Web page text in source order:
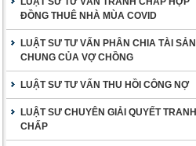
ĐỒNG THUÊ NHÀ MÙA COVID
LUẬT SƯ TƯ VẤN PHÂN CHIA TÀI SẢN
CHUNG CỦA VỢ CHỒNG
LUẬT SƯ TƯ VẤN THU HỒI CÔNG NỢ
LUẬT SƯ CHUYÊN GIẢI QUYẾT TRANH
CHẤP